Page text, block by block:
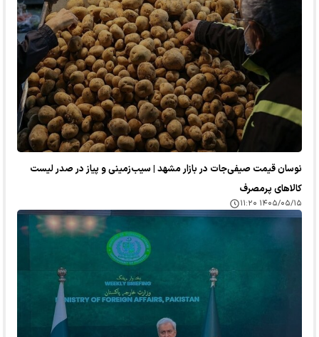
نوسان قیمت صیفی‌جات در بازار مشهد | سیب‌زمینی و پیاز در صدر لیست
کالا‌های پرمصرف
۱۴۰۵/۰۵/۱۵ ۱۱:۲۰